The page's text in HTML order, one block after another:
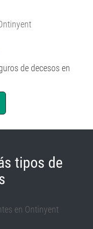
de decesos en
tipos de